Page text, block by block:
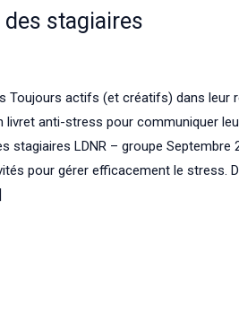
stagiaires
Toujours actifs (et créatifs) dans leur
livret anti-stress pour communiquer
stagiaires LDNR – groupe Septembre
pour gérer efficacement le stress.